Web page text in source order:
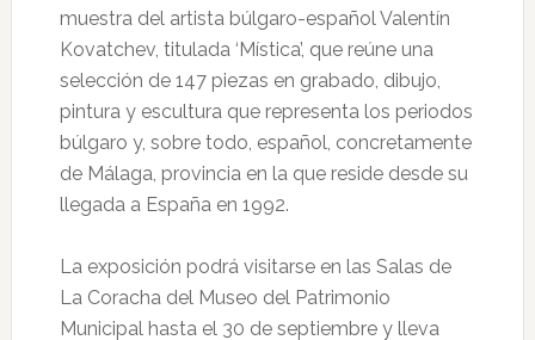
muestra del artista búlgaro-español Valentín
Kovatchev, titulada ‘Mística’, que reúne una
selección de 147 piezas en grabado, dibujo,
pintura y escultura que representa los periodos
búlgaro y, sobre todo, español, concretamente
de Málaga, provincia en la que reside desde su
llegada a España en 1992.
La exposición podrá visitarse en las Salas de
La Coracha del Museo del Patrimonio
Municipal hasta el 30 de septiembre y lleva